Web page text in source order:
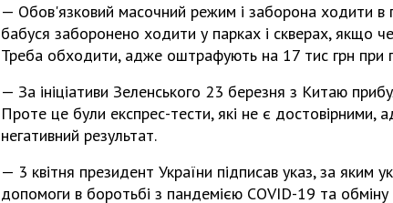
— Обов'язковий масочний режим і заборона ходити в
бабуся заборонено ходити у парках і скверах, якщо
Треба обходити, адже оштрафують на 17 тис грн при
— За ініціативи Зеленського 23 березня з Китаю
Проте це були експрес-тести, які не є достовірними,
негативний результат.
— 3 квітня президент України підписав указ, за яким
допомоги в боротьбі з пандемією COVID-19 та